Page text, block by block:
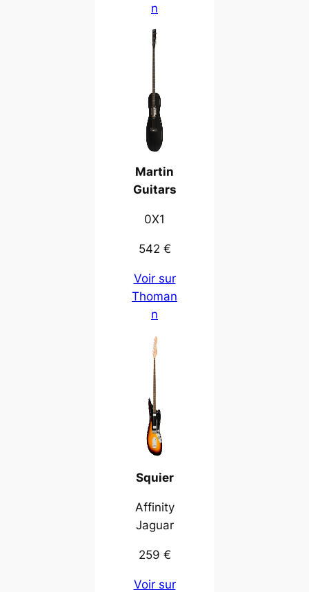
n
Martin
Guitars
0X1
542 €
Voir sur
Thoman
n
Squier
Affinity
Jaguar
259 €
Voir sur